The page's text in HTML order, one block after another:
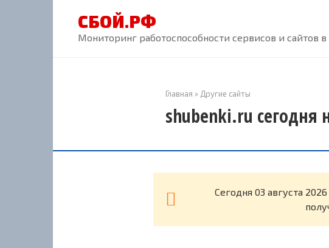
СБОЙ.РФ
Мониторинг работоспособности сервисов и сайтов
Главная » Другие сайты
shubenki.ru сегодня
Cегодня 03 августа